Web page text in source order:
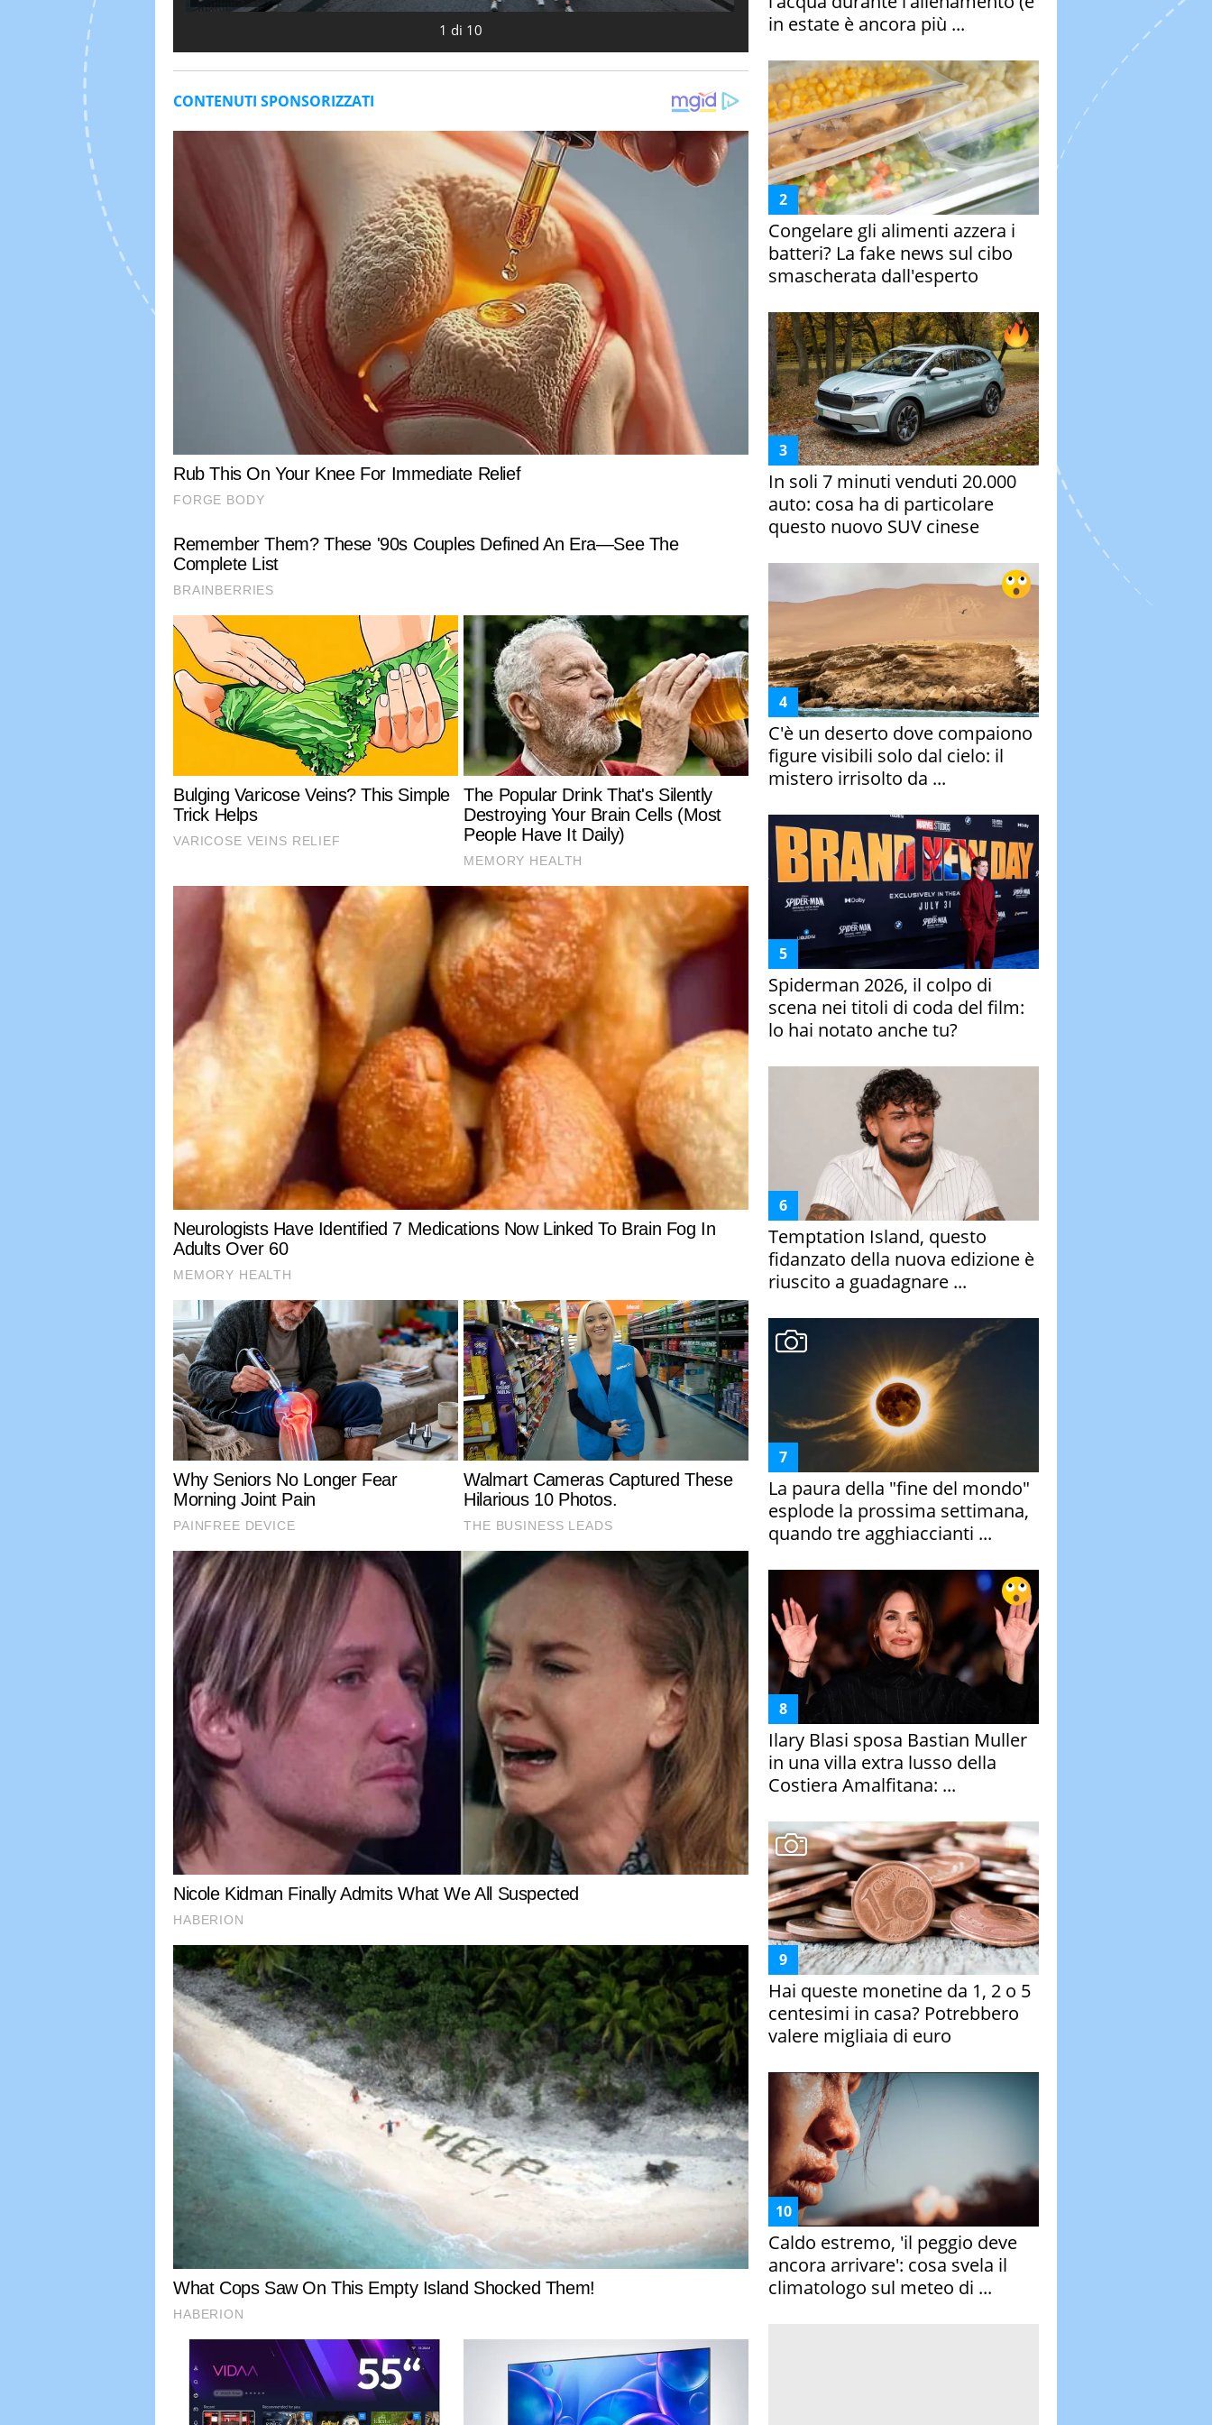
1 di 10
in estate è ancora più ...
Congelare gli alimenti azzera i
batteri? La fake news sul cibo
smascherata dall'esperto
In soli 7 minuti venduti 20.000
auto: cosa ha di particolare
questo nuovo SUV cinese
C'è un deserto dove compaiono
figure visibili solo dal cielo: il
mistero irrisolto da ...
Spiderman 2026, il colpo di
scena nei titoli di coda del film:
lo hai notato anche tu?
Temptation Island, questo
fidanzato della nuova edizione è
riuscito a guadagnare ...
La paura della "fine del mondo"
esplode la prossima settimana,
quando tre agghiaccianti ...
Ilary Blasi sposa Bastian Muller
in una villa extra lusso della
Costiera Amalfitana: ...
Hai queste monetine da 1, 2 o 5
centesimi in casa? Potrebbero
valere migliaia di euro
Caldo estremo, 'il peggio deve
ancora arrivare': cosa svela il
climatologo sul meteo di ...